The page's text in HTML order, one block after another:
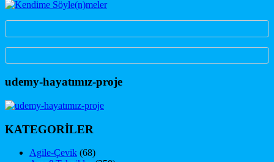
udemy-hayatımız-proje
KATEGORİLER
Agile-Çevik (68)